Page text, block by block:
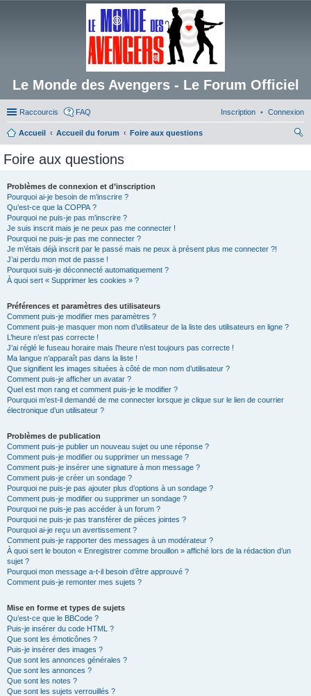
Le Monde des Avengers - Le Forum Officiel
Raccourcis FAQ Connexion
Inscription
Accueil Accueil du forum
Foire aux questions
Foire aux questions
Problèmes de connexion et d’inscription
Pourquoi ai-je besoin de m’inscrire ?
Qu’est-ce que la COPPA ?
Pourquoi ne puis-je pas m’inscrire ?
Je suis inscrit mais je ne peux pas me connecter !
Pourquoi ne puis-je pas me connecter ?
Je m’étais déjà inscrit par le passé mais ne peux à présent plus me connecter ?!
J’ai perdu mon mot de passe !
Pourquoi suis-je déconnecté automatiquement ?
À quoi sert « Supprimer les cookies » ?
Préférences et paramètres des utilisateurs
Comment puis-je modifier mes paramètres ?
Comment puis-je masquer mon nom d’utilisateur de la liste des utilisateurs en ligne ?
L’heure n’est pas correcte !
J’ai réglé le fuseau horaire mais l’heure n’est toujours pas correcte !
Ma langue n’apparaît pas dans la liste !
Que signifient les images situées à côté de mon nom d’utilisateur ?
Comment puis-je afficher un avatar ?
Quel est mon rang et comment puis-je le modifier ?
Pourquoi m’est-il demandé de me connecter lorsque je clique sur le lien de courrier
électronique d’un utilisateur ?
Problèmes de publication
Comment puis-je publier un nouveau sujet ou une réponse ?
Comment puis-je modifier ou supprimer un message ?
Comment puis-je insérer une signature à mon message ?
Comment puis-je créer un sondage ?
Pourquoi ne puis-je pas ajouter plus d’options à un sondage ?
Comment puis-je modifier ou supprimer un sondage ?
Pourquoi ne puis-je pas accéder à un forum ?
Pourquoi ne puis-je pas transférer de pièces jointes ?
Pourquoi ai-je reçu un avertissement ?
Comment puis-je rapporter des messages à un modérateur ?
À quoi sert le bouton « Enregistrer comme brouillon » affiché lors de la rédaction d’un
sujet ?
Pourquoi mon message a-t-il besoin d’être approuvé ?
Comment puis-je remonter mes sujets ?
Mise en forme et types de sujets
Qu’est-ce que le BBCode ?
Puis-je insérer du code HTML ?
Que sont les émoticônes ?
Puis-je insérer des images ?
Que sont les annonces générales ?
Que sont les annonces ?
Que sont les notes ?
Que sont les sujets verrouillés ?